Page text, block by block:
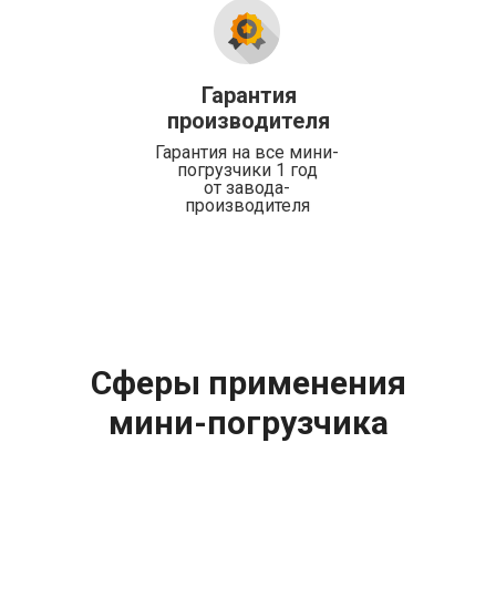
Гарантия
производителя
Гарантия на все мини-
погрузчики 1 год
от завода-
производителя
Сферы применения
мини-погрузчика